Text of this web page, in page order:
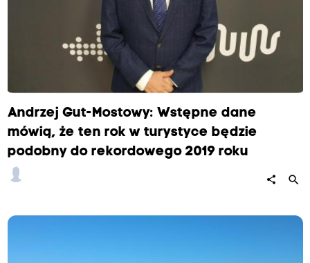
Andrzej Gut-Mostowy: Wstępne dane
mówią, że ten rok w turystyce będzie
podobny do rekordowego 2019 roku
share search